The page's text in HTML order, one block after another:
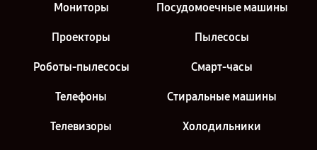
Мониторы Посудомоечные машины
Проекторы Пылесосы
Роботы-пылесосы Смарт-часы
Телефоны Стиральные машины
Телевизоры Холодильники